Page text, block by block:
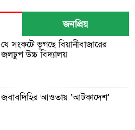
জনপ্রিয়
যে সংকটে ভূগছে বিয়ানীবাজারের
জলঢুপ উচ্চ বিদ্যালয়
জবাবদিহির আওতায় ‘আটকাদেশ’